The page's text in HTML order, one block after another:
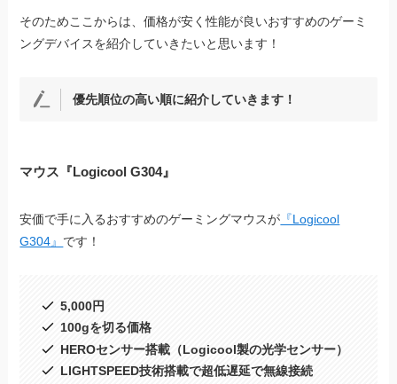
そのためここからは、価格が安く性能が良いおすすめのゲーミ
ングデバイスを紹介していきたいと思います！
優先順位の高い順に紹介していきます！
マウス『Logicool G304』
安価で手に入るおすすめのゲーミングマウスが 『Logicool
G304』 です！
5,000円
100gを切る価格
HEROセンサー搭載（Logicool製の光学センサー）
LIGHTSPEED技術搭載で超低遅延で無線接続